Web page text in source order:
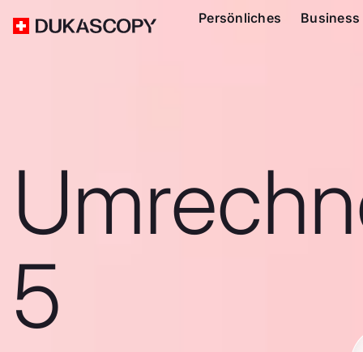
Persönliches Business
5